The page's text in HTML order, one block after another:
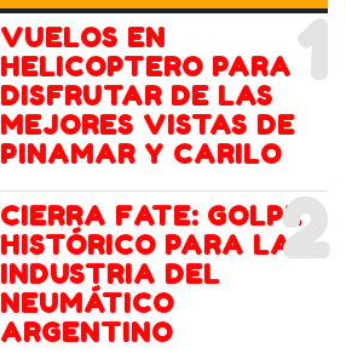
1
VUELOS EN
HELICOPTERO PARA
DISFRUTAR DE LAS
MEJORES VISTAS DE
PINAMAR Y CARILO
2
CIERRA FATE: GOLPE
HISTÓRICO PARA LA
INDUSTRIA DEL
NEUMÁTICO
ARGENTINO